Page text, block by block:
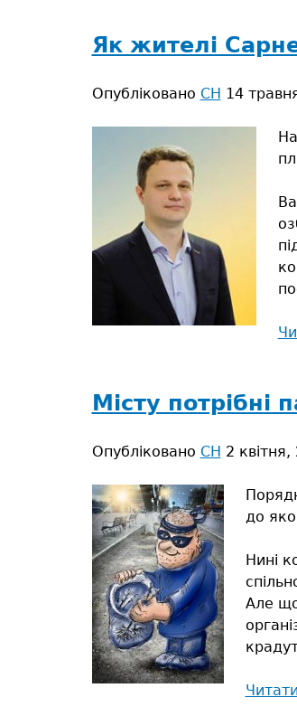
Як жителі
Опубліковано СН 14
Місту потрібні
Опубліковано СН 2
до
Нині
Але що